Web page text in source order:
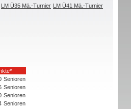
LM Ü35 Mä.-Turnier LM Ü41 Mä.-Turnier
Senioren
Senioren
Senioren
Senioren